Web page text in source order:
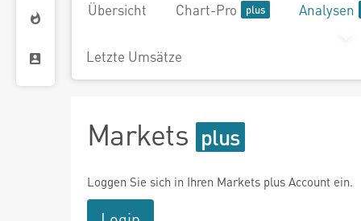
Übersicht Chart-Pro Analysen
Letzte Umsätze
Markets
Loggen Sie sich in Ihren Markets plus Account ein.